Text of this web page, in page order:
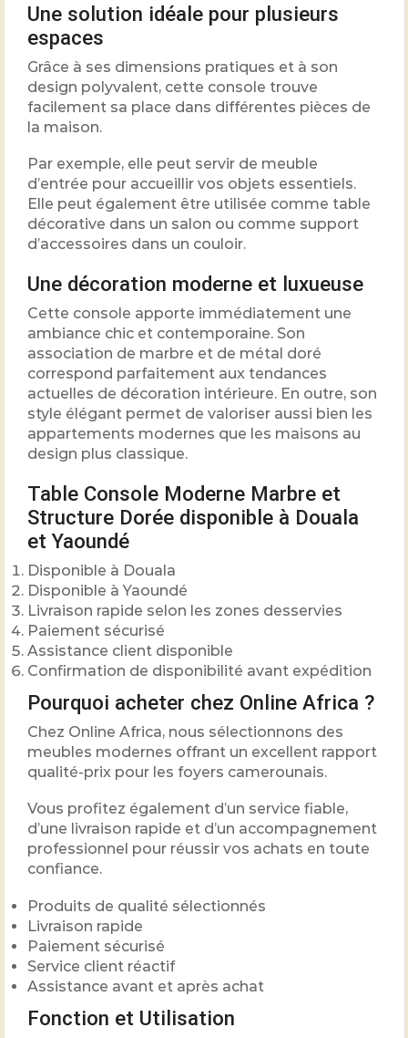
Une solution idéale pour plusieurs
espaces
Grâce à ses dimensions pratiques et à son
design polyvalent, cette console trouve
facilement sa place dans différentes pièces de
la maison.
Par exemple, elle peut servir de meuble
d’entrée pour accueillir vos objets essentiels.
Elle peut également être utilisée comme table
décorative dans un salon ou comme support
d’accessoires dans un couloir.
Une décoration moderne et luxueuse
Cette console apporte immédiatement une
ambiance chic et contemporaine. Son
association de marbre et de métal doré
correspond parfaitement aux tendances
actuelles de décoration intérieure. En outre, son
style élégant permet de valoriser aussi bien les
appartements modernes que les maisons au
design plus classique.
Table Console Moderne Marbre et
Structure Dorée disponible à Douala
et Yaoundé
Disponible à Douala
Disponible à Yaoundé
Livraison rapide selon les zones desservies
Paiement sécurisé
Assistance client disponible
Confirmation de disponibilité avant expédition
Pourquoi acheter chez Online Africa ?
Chez Online Africa, nous sélectionnons des
meubles modernes offrant un excellent rapport
qualité-prix pour les foyers camerounais.
Vous profitez également d’un service fiable,
d’une livraison rapide et d’un accompagnement
professionnel pour réussir vos achats en toute
confiance.
Produits de qualité sélectionnés
Livraison rapide
Paiement sécurisé
Service client réactif
Assistance avant et après achat
Fonction et Utilisation